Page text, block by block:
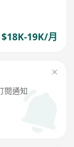
$18K-19K/月
閱通知